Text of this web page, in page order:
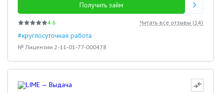
Получить займ
4.6 Читать все отзывы (14)
#круглосуточная работа
№ Лицензии 2-11-01-77-000478